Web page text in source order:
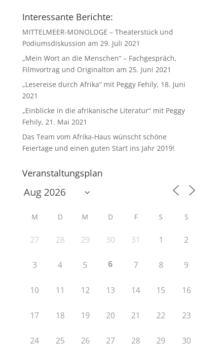
Interessante Berichte:
MITTELMEER-MONOLOGE – Theaterstück und
Podiumsdiskussion am 29. Juli 2021
„Mein Wort an die Menschen“ – Fachgespräch,
Filmvortrag und Originalton am 25. Juni 2021
„Lesereise durch Afrika“ mit Peggy Fehily, 18. Juni
2021
„Einblicke in die afrikanische Literatur“ mit Peggy
Fehily, 21. Mai 2021
Das Team vom Afrika-Haus wünscht schöne
Feiertage und einen guten Start ins Jahr 2019!
Veranstaltungsplan
M D M D F S S
27 28 29 30 31 1 2
3 4 5 6 7 8 9
10 11 12 13 14 15 16
17 18 19 20 21 22 23
24 25 26 27 28 29 30